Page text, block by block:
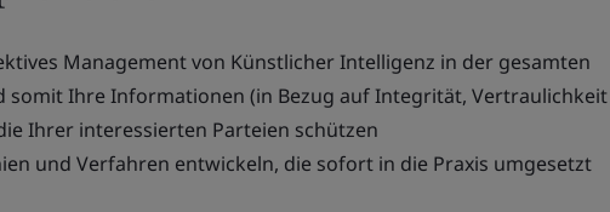
Management von Künstlicher Intelligenz in der gesamten
somit Ihre Informationen (in Bezug auf Integrität, Vertraulichkeit
Ihrer interessierten Parteien schützen
und Verfahren entwickeln, die sofort in die Praxis umgesetzt